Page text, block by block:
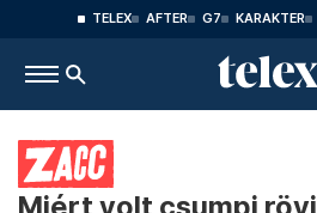
TELEX AFTER G7 KARAKTER